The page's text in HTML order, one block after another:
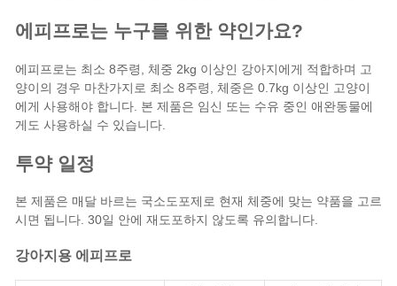
에피프로는 누구를 위한 약인가요?
에피프로는 최소 8주령, 체중 2kg 이상인 강아지에게 적합하며 고
양이의 경우 마찬가지로 최소 8주령, 체중은 0.7kg 이상인 고양이
에게 사용해야 합니다. 본 제품은 임신 또는 수유 중인 애완동물에
게도 사용하실 수 있습니다.
투약 일정
본 제품은 매달 바르는 국소도포제로 현재 체중에 맞는 약품을 고르
시면 됩니다. 30일 안에 재도포하지 않도록 유의합니다.
강아지용 에피프로